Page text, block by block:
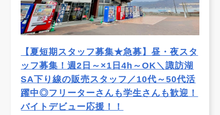
【夏短期スタッフ募集★急募】昼・夜スタ
ッフ募集！週2日～×1日4h～OK＼諏訪湖
SA下り線の販売スタッフ／10代～50代活
躍中◎フリーターさんも学生さんも歓迎！
バイトデビュー応援！！